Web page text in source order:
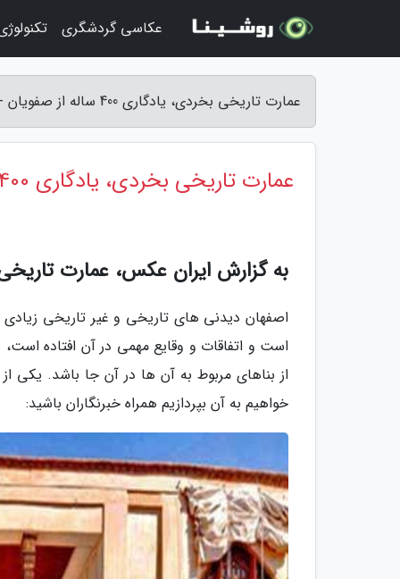
عمارت تاریخی بخردی، یادگاری 400 ساله از صفویان - ایران عکس
عمارت تاریخی بخردی، یادگاری 400 ساله از صفویان
به گزارش ایران عکس، عمارت
اصفهان دیدنی های تاریخی و غیر تاریخی
است و اتفاقات و وقایع مهمی در آن افتاده
خواهیم به آن بپردازیم همراه خبرنگاران باشید:
عکاسی گردشگری